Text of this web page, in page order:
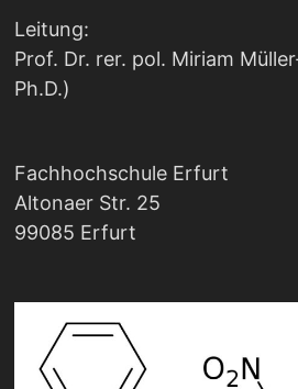
Leitung:
Prof. Dr. rer. pol. Miriam
Ph.D.)
Fachhochschule Erfurt
Altonaer Str. 25
99085 Erfurt